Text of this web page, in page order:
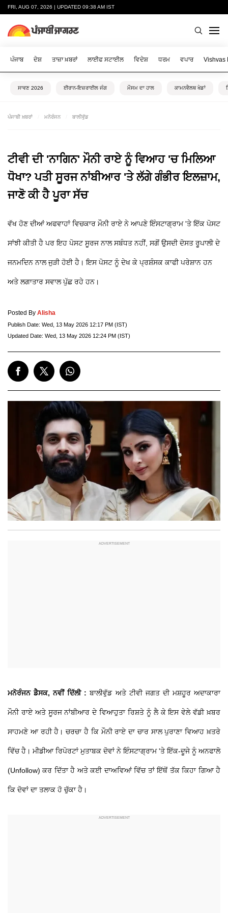
FRI, AUG 07, 2026 | UPDATED 09:38 AM IST
ਪੰਜਾਬ ਦੇਸ਼ ਤਾਜ਼ਾ ਖ਼ਬਰਾਂ ਲਾਈਫ ਸਟਾਈਲ ਵਿਦੇਸ਼ ਧਰਮ ਵਪਾਰ Vishvas
ਸਾਵਣ 2026 ਈਰਾਨ-ਇਜ਼ਰਾਈਲ ਜੰਗ ਮੌਸਮ ਦਾ ਹਾਲ ਕਾਮਨਵੈਲਥ ਖੇਡਾਂ
ਪੰਜਾਬੀ ਖ਼ਬਰਾਂ ਮਨੋਰੰਜਨ ਬਾਲੀਵੁੱਡ
ਟੀਵੀ ਦੀ 'ਨਾਗਿਨ' ਮੌਨੀ ਰਾਏ ਨੂੰ ਵਿਆਹ 'ਚ ਮਿਲਿਆ
ਧੋਖਾ? ਪਤੀ ਸੂਰਜ ਨਾਂਬੀਆਰ 'ਤੇ ਲੱਗੇ ਗੰਭੀਰ ਇਲਜ਼ਾਮ,
ਜਾਣੋ ਕੀ ਹੈ ਪੂਰਾ ਸੱਚ
ਵੱਖ ਹੋਣ ਦੀਆਂ ਅਫਵਾਹਾਂ ਵਿਚਕਾਰ ਮੌਨੀ ਰਾਏ ਨੇ ਆਪਣੇ ਇੰਸਟਾਗ੍ਰਾਮ 'ਤੇ ਇੱਕ ਪੋਸਟ
ਸਾਂਝੀ ਕੀਤੀ ਹੈ ਪਰ ਇਹ ਪੋਸਟ ਸੂਰਜ ਨਾਲ ਸਬੰਧਤ ਨਹੀਂ, ਸਗੋਂ ਉਸਦੀ ਦੋਸਤ ਰੂਪਾਲੀ ਦੇ
ਜਨਮਦਿਨ ਨਾਲ ਜੁੜੀ ਹੋਈ ਹੈ। ਇਸ ਪੋਸਟ ਨੂੰ ਦੇਖ ਕੇ ਪ੍ਰਸ਼ੰਸਕ ਕਾਫੀ ਪਰੇਸ਼ਾਨ ਹਨ
ਅਤੇ ਲਗਾਤਾਰ ਸਵਾਲ ਪੁੱਛ ਰਹੇ ਹਨ।
Posted By Alisha
Publish Date: Wed, 13 May 2026 12:17 PM (IST)
Updated Date: Wed, 13 May 2026 12:24 PM (IST)
ਮਨੋਰੰਜਨ ਡੈਸਕ, ਨਵੀਂ ਦਿੱਲੀ :ਬਾਲੀਵੁੱਡ ਅਤੇ ਟੀਵੀ ਜਗਤ ਦੀ ਮਸ਼ਹੂਰ ਅਦਾਕਾਰਾ
ਮੌਨੀ ਰਾਏ ਅਤੇ ਸੂਰਜ ਨਾਂਬੀਆਰ ਦੇ ਵਿਆਹੁਤਾ ਰਿਸ਼ਤੇ ਨੂੰ ਲੈ ਕੇ ਇਸ ਵੇਲੇ ਵੱਡੀ ਖ਼ਬਰ
ਸਾਹਮਣੇ ਆ ਰਹੀ ਹੈ। ਚਰਚਾ ਹੈ ਕਿ ਮੌਨੀ ਰਾਏ ਦਾ ਚਾਰ ਸਾਲ ਪੁਰਾਣਾ ਵਿਆਹ ਖ਼ਤਰੇ
ਵਿੱਚ ਹੈ। ਮੀਡੀਆ ਰਿਪੋਰਟਾਂ ਮੁਤਾਬਕ ਦੋਵਾਂ ਨੇ ਇੰਸਟਾਗ੍ਰਾਮ 'ਤੇ ਇੱਕ-ਦੂਜੇ ਨੂੰ ਅਨਫਾਲੋ
(Unfollow) ਕਰ ਦਿੱਤਾ ਹੈ ਅਤੇ ਕਈ ਦਾਅਵਿਆਂ ਵਿੱਚ ਤਾਂ ਇੱਥੋਂ ਤੱਕ ਕਿਹਾ ਗਿਆ ਹੈ
ਕਿ ਦੋਵਾਂ ਦਾ ਤਲਾਕ ਹੋ ਚੁੱਕਾ ਹੈ।